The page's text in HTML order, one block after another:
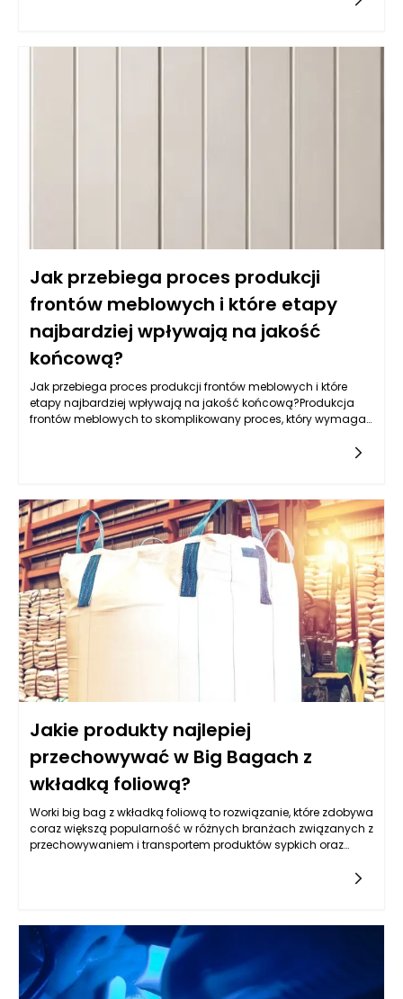
sklejka wodoodporna. Istotne jest, aby materiał miał
Jak przebiega proces produkcji
frontów meblowych i które etapy
najbardziej wpływają na jakość
końcową?
Jak przebiega proces produkcji frontów meblowych i które
etapy najbardziej wpływają na jakość końcową?Produkcja
frontów meblowych to skomplikowany proces, który wymaga
Jakie produkty najlepiej
przechowywać w Big Bagach z
wkładką foliową?
Worki big bag z wkładką foliową to rozwiązanie, które zdobywa
coraz większą popularność w różnych branżach związanych z
przechowywaniem i transportem produktów sypkich oraz
chroni towary przed działaniem wody, wilgoci oraz
zanieczyszczeniami, co sprawia, że są one idealnym
rozwiązaniem dla wielu produktów. W szczególności, worki big
bag doskonale sprawdzają się w przypadku materiałów
budowlanych, chemikaliów oraz artykułów spożywczych.